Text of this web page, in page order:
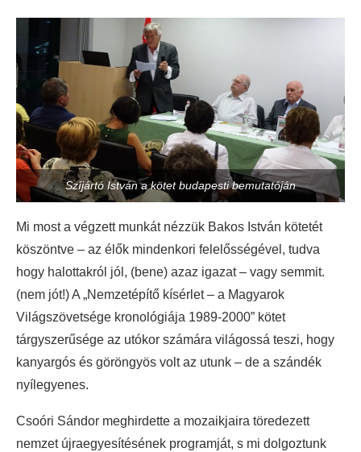
Szíjártó István a kötet budapesti bemutatóján
Mi most a végzett munkát nézzük Bakos István kötetét
köszöntve – az élők mindenkori felelősségével, tudva
hogy halottakról jól, (bene) azaz igazat – vagy semmit.
(nem jót!) A „Nemzetépítő kísérlet – a Magyarok
Világszövetsége kronológiája 1989-2000” kötet
tárgyszerűsége az utókor számára világossá teszi, hogy
kanyargós és göröngyös volt az utunk – de a szándék
nyílegyenes.
Csoóri Sándor meghirdette a mozaikjaira töredezett
nemzet újraegyesítésének programját, s mi dolgoztunk